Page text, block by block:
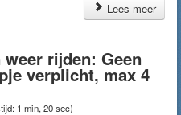
Lees meer
rijden: Geen
verplicht, max 4
1 min, 20 sec)